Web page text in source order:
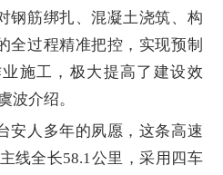
钢筋绑扎、混凝土浇筑、构
全过程精准把控，实现预制
施工，极大提高了建设效
波介绍。
人多年的夙愿，这条高速
线全长58.1公里，采用四车